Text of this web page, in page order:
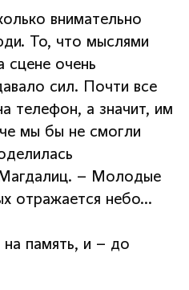
внимательно
То, что мыслями
сцене очень
сил. Почти все
телефон, а значит, им
мы бы не смогли
– Молодые
отражается небо…
память, и – до